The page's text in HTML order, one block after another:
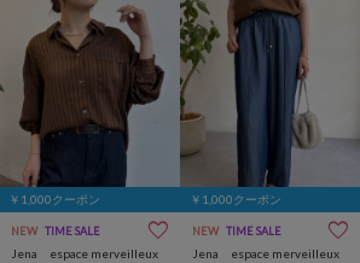
￥1,000クーポン
NEW TIME SALE
Jena espace merveilleux
￥1,000クーポン
NEW TIME SALE
Jena espace merveilleux